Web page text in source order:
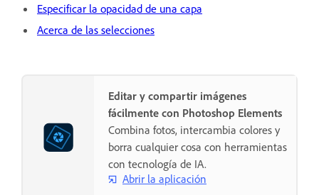
Especificar la opacidad de una capa
Acerca de las selecciones
Editar y compartir imágenes
fácilmente con Photoshop Elements
Combina fotos, intercambia colores y
borra cualquier cosa con herramientas
con tecnología de IA.
Abrir la aplicación